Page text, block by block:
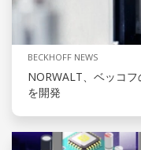
BECKHOFF NEWS
NORWALT、ベッコ
を開発